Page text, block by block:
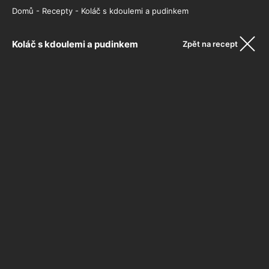
Domů - Recepty - Koláč s kdoulemi a pudinkem
Koláč s kdoulemi a pudinkem Zpět na recept